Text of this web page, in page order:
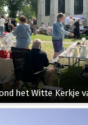
het Witte Kerkje